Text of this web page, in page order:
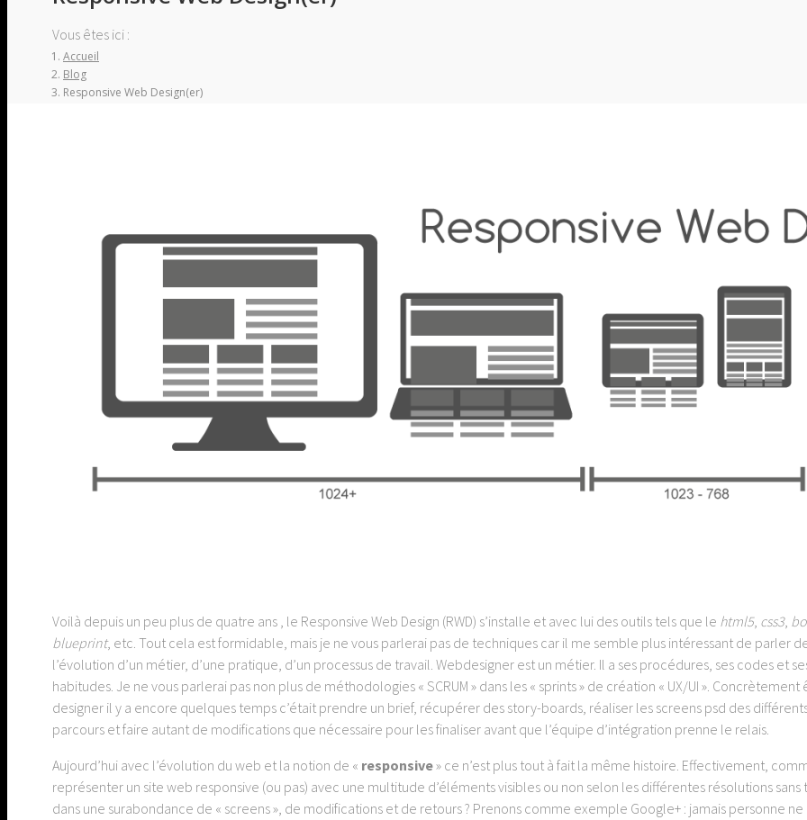
Vous êtes ici :
Accueil
Blog
Responsive Web Design(er)
Voilà depuis un peu plus de quatre ans , le Responsive Web Design (RWD) s’installe et avec lui des outils tels que le html5, css3,
blueprint, etc. Tout cela est formidable, mais je ne vous parlerai pas de techniques car il me semble plus intéressant de parler
l’évolution d’un métier, d’une pratique, d’un processus de travail. Webdesigner est un métier. Il a ses procédures, ses codes et
habitudes. Je ne vous parlerai pas non plus de méthodologies « SCRUM » dans les « sprints » de création « UX/UI ».
designer il y a encore quelques temps c’était prendre un brief, récupérer des story-boards, réaliser les screens psd des
parcours et faire autant de modifications que nécessaire pour les finaliser avant que l’équipe d’intégration prenne le relais.
Aujourd’hui avec l’évolution du web et la notion de « responsive» ce n’est plus tout à fait la même histoire. Effectivement,
représenter un site web responsive (ou pas) avec une multitude d’éléments visibles ou non selon les différentes résolutions
dans une surabondance de « screens », de modifications et de retours ? Prenons comme exemple Google+ : jamais personne